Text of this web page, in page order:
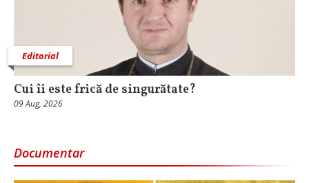
Editorial
Cui îi este frică de singurătate?
09 Aug, 2026
Documentar